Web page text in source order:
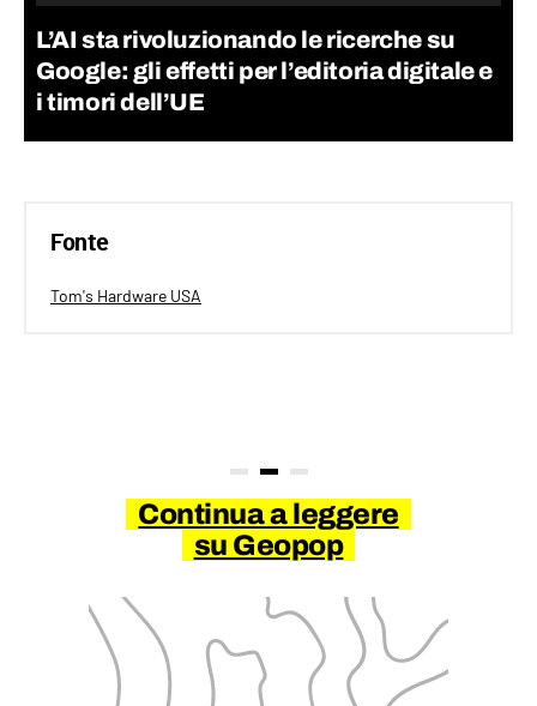
L’AI sta rivoluzionando le ricerche su
Google: gli effetti per l’editoria digitale e
i timori dell’UE
Fonte
Tom's Hardware USA
Continua a leggere
su Geopop